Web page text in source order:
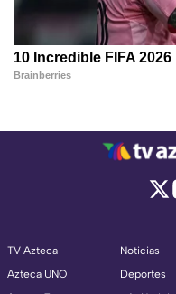
TV Azteca
Azteca UNO
Noticias
Deportes